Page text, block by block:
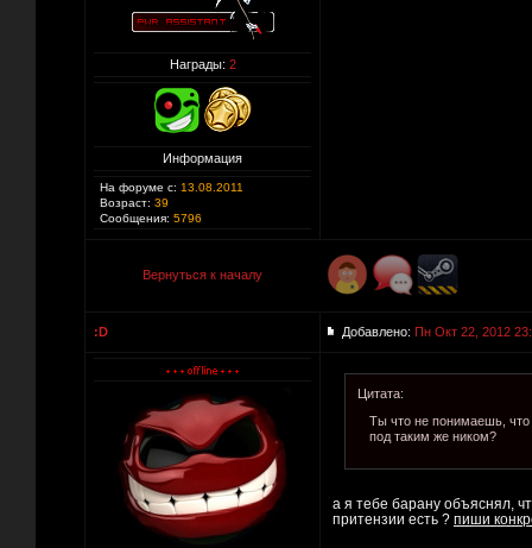
Награды: 2
Информация
На форуме с: 13.08.2011
Возраст: 39
Сообщения: 5796
Вернуться к началу
:D Добавлено: Пн Окт 22, 2012
Цитата:
Ты что не понимаешь,
под таким же ником?
а я тебе барану объяснял,
притензии есть ? пиши